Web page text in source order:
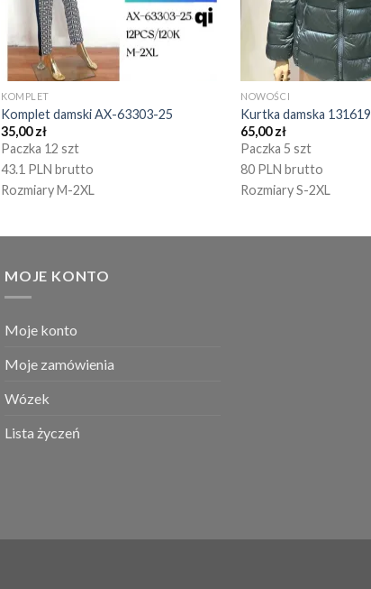
KOMPLET
Komplet damski AX-63303-25
35,00zł
Paczka 12 szt
43.1 PLN brutto
Rozmiary M-2XL
NOWOŚCI
Kurtka damska 131619
65,00zł
Paczka 5 szt
80 PLN brutto
Rozmiary S-2XL
MOJE KONTO
Moje konto
Moje zamówienia
Wózek
Lista życzeń